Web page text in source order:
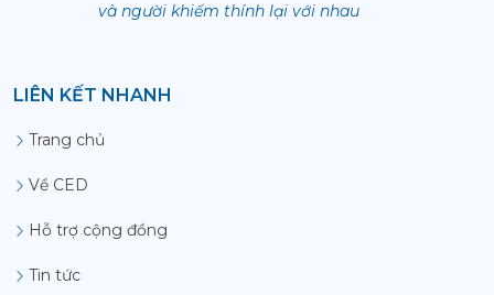
và người khiếm thính lại với nhau
LIÊN KẾT NHANH
Trang chủ
Về CED
Hỗ trợ cộng đồng
Tin tức